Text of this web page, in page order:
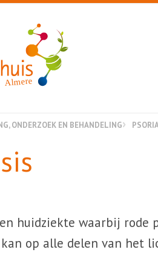
Almere
ONDERZOEK EN BEHANDELING
huidziekte waarbij
op alle delen van het